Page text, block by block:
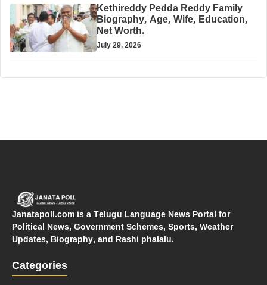
Kethireddy Pedda Reddy Family
Biography, Age, Wife, Education,
Net Worth.
July 29, 2026
Janatapoll.com is a Telugu Language News Portal for
Political News, Government Schemes, Sports, Weather
Updates, Biography, and Rashi phalalu.
Categories